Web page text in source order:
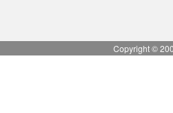
Copyright ©